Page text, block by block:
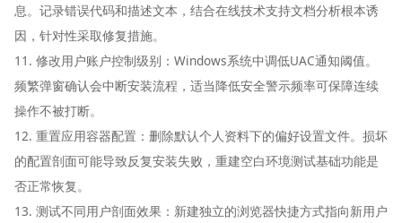
息。记录错误代码和描述文本，结合在线技术支持文档分析根本诱
因，针对性采取修复措施。
11. 修改用户账户控制级别：Windows系统中调低UAC通知阈值。
频繁弹窗确认会中断安装流程，适当降低安全警示频率可保障连续
操作不被打断。
12. 重置应用容器配置：删除默认个人资料下的偏好设置文件。损坏
的配置剖面可能导致反复安装失败，重建空白环境测试基础功能是
否正常恢复。
13. 测试不同用户剖面效果：新建独立的浏览器快捷方式指向新用户